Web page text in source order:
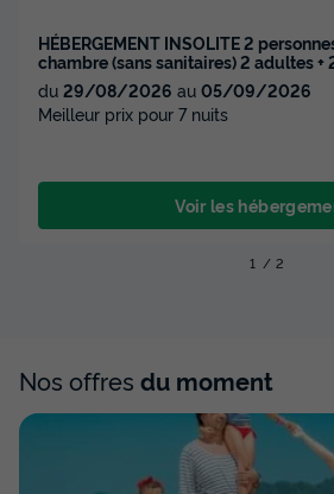
HÉBERGEMENT INSOLITE 2
chambre (sans sanitaires) 2 adultes +
du 29/08/2026 au 05/09/2026
Meilleur prix pour 7 nuits
Voir les
1 2
Nos offres du moment